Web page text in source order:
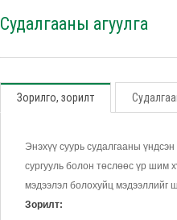
Судалгааны агуулга
Зорилго, зорилт
Энэхүү суурь судалгааны
сургууль болон төслөөс үр шим
мэдээлэл болохуйц мэдээллийг
Зорилт: